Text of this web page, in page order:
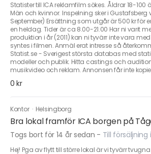
Statister till ICA reklamfilm sökes. Åldrar 18-
Män och kvinnor. Inspelning sker i Gustafsberg
September) Ersättning som utgår är 500 kr för
en heldag. Tider är ca 8.00-21.00 Har ni varit
produktion i år (2011) kan ni tyvärr inte vara
syntes i filmen. Anmäl erat intresse så
Statist.se - Sverigest största databas med
modeller och publik. Hitta castings och
musikvideo och reklam. Annonsen får inte
0 kr
Kontor · Helsingborg
Bra lokal framför ICA borgen på
Togs bort för 14 år sedan - Till försäljning
Hej! Pga av flytt till större lokal är vi tyvärr